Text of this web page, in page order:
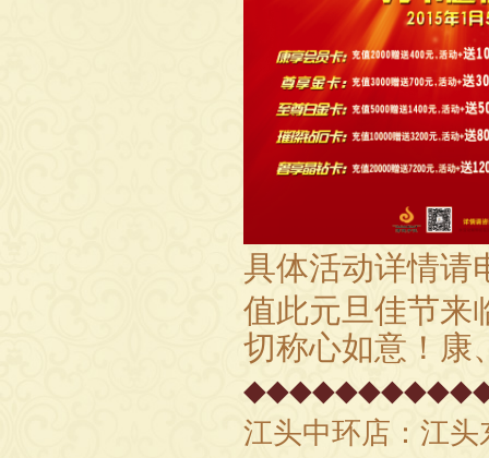
具体活动详情请
值此元旦佳节来
切称心如意！康
江头中环店：江头